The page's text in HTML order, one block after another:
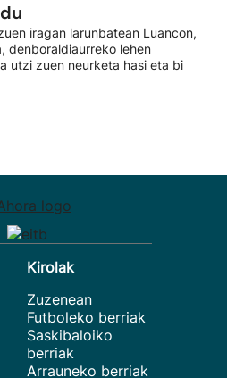
iragan larunbatean Luancon,
denboraldiaurreko lehen
utzi zuen neurketa hasi eta bi
Kirolak
Zuzenean
Futboleko berriak
Saskibaloiko
berriak
Arrauneko berriak